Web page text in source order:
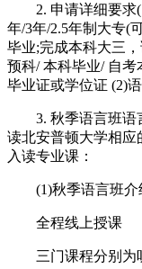
2. 申请详细要求
年/3年/2.5年制大专(
毕业;完成本科大三
预科/ 本科毕业/ 自
毕业证或学位证 (2)语
3. 秋季语言班语
读北安普顿大学相应
入读专业课：
(1)秋季语言班介
全程线上授课
三门课程分别为